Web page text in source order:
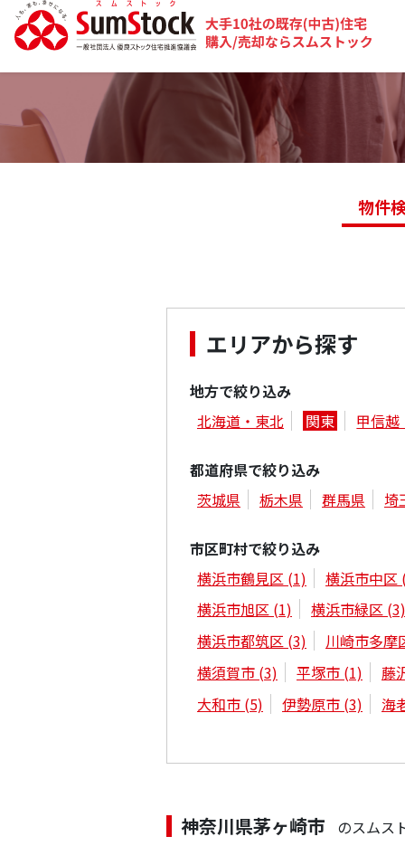
物件
エリアから探す
地方で絞り込み
北海道・東北
関東 甲信越
都道府県で絞り込み
茨城県
栃木県 群馬県 埼
市区町村で絞り込み
横浜市鶴見区 (1) 横浜市中区
横浜市旭区 (1) 横浜市緑区 (3)
横浜市都筑区 (3)
川崎市多摩
横須賀市 (3) 平塚市 (1)
藤
大和市 (5) 伊勢原市 (3) 海
神奈川県茅ヶ崎市 のスムス